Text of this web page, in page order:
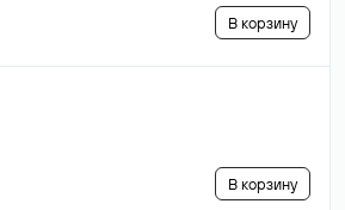
В корзину
В корзину